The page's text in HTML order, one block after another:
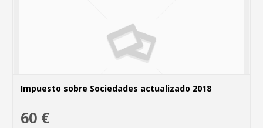
Impuesto sobre Sociedades actualizado 2018
60 €